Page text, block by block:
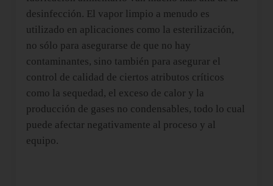
desinfección. El vapor limpio a menudo es
utilizado en aplicaciones como la esterilización,
no sólo para asegurarse de que no hay
contaminantes, sino también para asegurar el
control de calidad de ciertos atributos críticos
como la sequedad, el exceso de calor y la
producción de gases no condensables, todo lo cual
puede afectar negativamente al proceso y al
equipo.